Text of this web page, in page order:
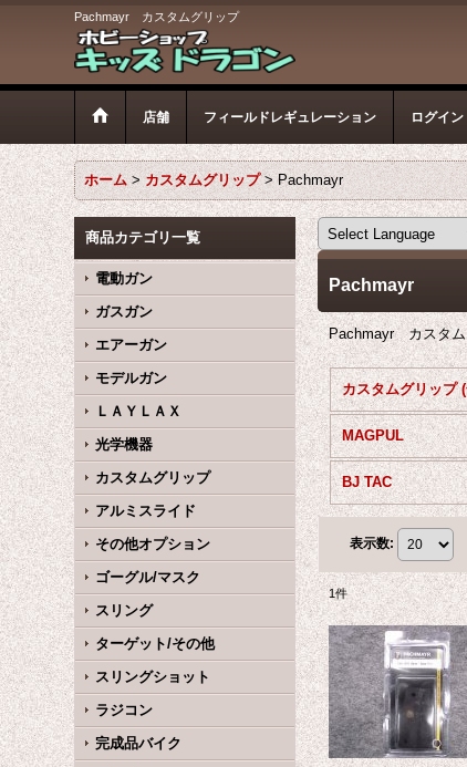
Pachmayr カスタムグリップ
店舗 フィールドレギュレーション ログイン
ホーム > カスタムグリップ > Pachmayr
商品カテゴリ一覧
電動ガン
ガスガン
エアーガン
モデルガン
ＬＡＹＬＡＸ
光学機器
カスタムグリップ
アルミスライド
その他オプション
ゴーグル/マスク
スリング
ターゲット/その他
スリングショット
ラジコン
完成品バイク
Pachmayr
Pachmayr カスタム
カスタムグリップ
MAGPUL
BJ TAC
表示数:
1件